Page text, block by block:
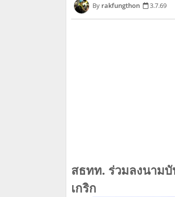
rakfungthon 3.7.69
สธทท.​ ร่วมลงนาม
เกริก​